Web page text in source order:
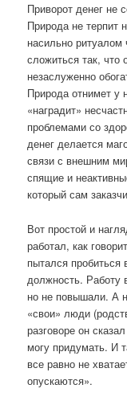
Приворот денег не
Природа не терпит
насильно ритуалом
сложиться так, что
незаслуженно
Природа отнимет у
«наградит»
проблемами со
денег делается
связи с внешним
спящие и
который сам
Вот простой и
работал, как
пытался
должность. Работу
но не повышали. А
«свои» люди
разговоре он
могу придумать. И
все равно не
опускаются».